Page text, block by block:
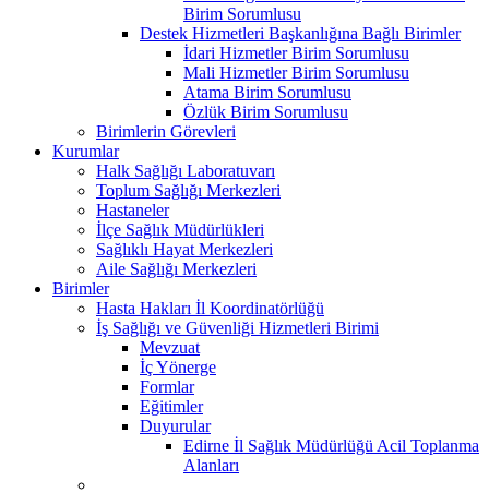
Birim Sorumlusu
Destek Hizmetleri Başkanlığına Bağlı Birimler
İdari Hizmetler Birim Sorumlusu
Mali Hizmetler Birim Sorumlusu
Atama Birim Sorumlusu
Özlük Birim Sorumlusu
Birimlerin Görevleri
Kurumlar
Halk Sağlığı Laboratuvarı
Toplum Sağlığı Merkezleri
Hastaneler
İlçe Sağlık Müdürlükleri
Sağlıklı Hayat Merkezleri
Aile Sağlığı Merkezleri
Birimler
Hasta Hakları İl Koordinatörlüğü
İş Sağlığı ve Güvenliği Hizmetleri Birimi
Mevzuat
İç Yönerge
Formlar
Eğitimler
Duyurular
Edirne İl Sağlık Müdürlüğü Acil Toplanma
Alanları